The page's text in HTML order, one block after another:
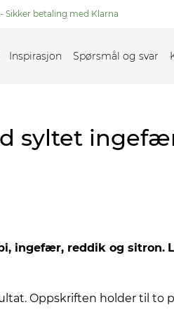
Sikker betaling med Klarna
Inspirasjon Spørsmål og svar
syltet
ingefær, reddik og sitron.
Oppskriften holder til to